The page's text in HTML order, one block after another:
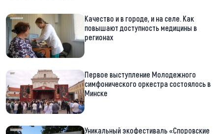
Качество и в городе, и на селе. Как
повышают доступность медицины в
регионах
Первое выступление Молодежного
симфонического оркестра состоялось в
Минске
Уникальный экофестиваль «Споровские